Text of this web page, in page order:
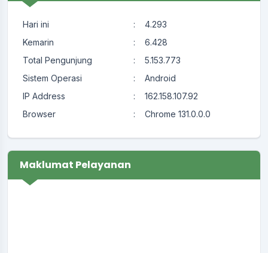
Hari ini :
4.293
Kemarin
:
6.428
Total Pengunjung
:
5.153.773
Sistem Operasi
:
Android
IP Address
:
162.158.107.92
Browser
: Chrome 131.0.0.0
Maklumat Pelayanan